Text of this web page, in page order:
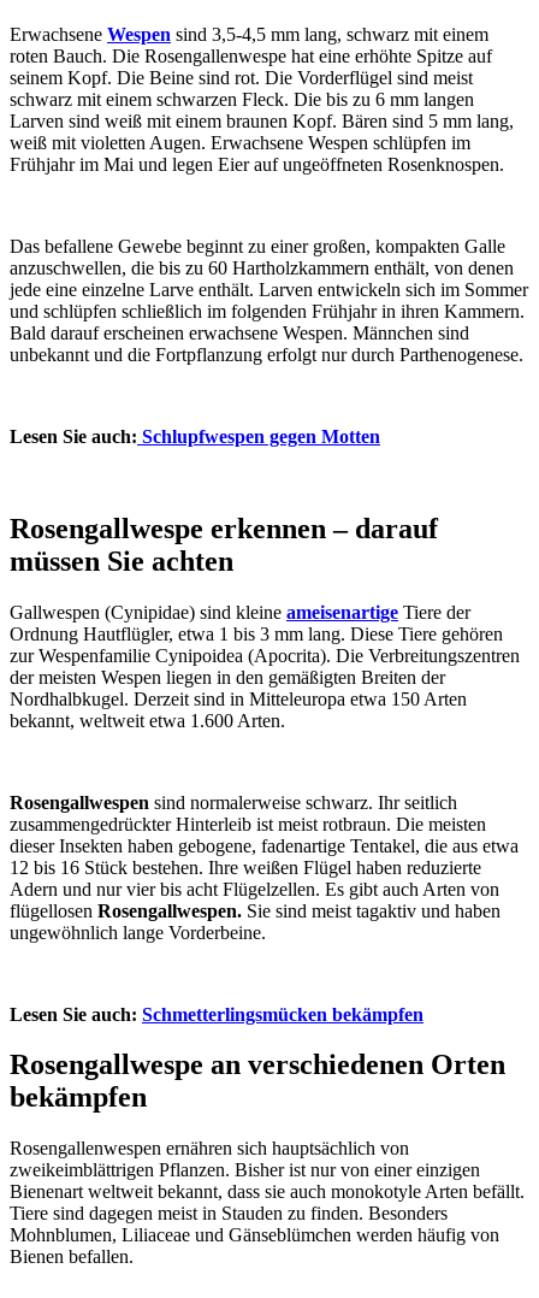
Erwachsene Wespen sind 3,5-4,5 mm lang, schwarz mit einem
roten Bauch. Die Rosengallenwespe hat eine erhöhte Spitze auf
seinem Kopf. Die Beine sind rot. Die Vorderflügel sind meist
schwarz mit einem schwarzen Fleck. Die bis zu 6 mm langen
Larven sind weiß mit einem braunen Kopf. Bären sind 5 mm lang,
weiß mit violetten Augen. Erwachsene Wespen schlüpfen im
Frühjahr im Mai und legen Eier auf ungeöffneten Rosenknospen.
Das befallene Gewebe beginnt zu einer großen, kompakten Galle
anzuschwellen, die bis zu 60 Hartholzkammern enthält, von denen
jede eine einzelne Larve enthält. Larven entwickeln sich im Sommer
und schlüpfen schließlich im folgenden Frühjahr in ihren Kammern.
Bald darauf erscheinen erwachsene Wespen. Männchen sind
unbekannt und die Fortpflanzung erfolgt nur durch Parthenogenese.
Lesen Sie auch: Schlupfwespen gegen Motten
Rosengallwespe erkennen – darauf
müssen Sie achten
Gallwespen (Cynipidae) sind kleine ameisenartige Tiere der
Ordnung Hautflügler, etwa 1 bis 3 mm lang. Diese Tiere gehören
zur Wespenfamilie Cynipoidea (Apocrita). Die Verbreitungszentren
der meisten Wespen liegen in den gemäßigten Breiten der
Nordhalbkugel. Derzeit sind in Mitteleuropa etwa 150 Arten
bekannt, weltweit etwa 1.600 Arten.
Rosengallwespen sind normalerweise schwarz. Ihr seitlich
zusammengedrückter Hinterleib ist meist rotbraun. Die meisten
dieser Insekten haben gebogene, fadenartige Tentakel, die aus etwa
12 bis 16 Stück bestehen. Ihre weißen Flügel haben reduzierte
Adern und nur vier bis acht Flügelzellen. Es gibt auch Arten von
flügellosen Rosengallwespen. Sie sind meist tagaktiv und haben
ungewöhnlich lange Vorderbeine.
Lesen Sie auch: Schmetterlingsmücken bekämpfen
Rosengallwespe an verschiedenen Orten
bekämpfen
Rosengallenwespen ernähren sich hauptsächlich von
zweikeimblättrigen Pflanzen. Bisher ist nur von einer einzigen
Bienenart weltweit bekannt, dass sie auch monokotyle Arten befällt.
Tiere sind dagegen meist in Stauden zu finden. Besonders
Mohnblumen, Liliaceae und Gänseblümchen werden häufig von
Bienen befallen.